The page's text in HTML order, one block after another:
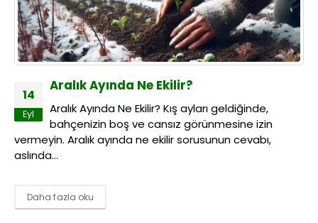
14
Eyl
Aralık Ayında Ne Ekilir?
Aralık Ayında Ne Ekilir? Kış ayları geldiğinde,
bahçenizin boş ve cansız görünmesine izin
vermeyin. Aralık ayında ne ekilir sorusunun cevabı,
aslında...
Daha fazla oku